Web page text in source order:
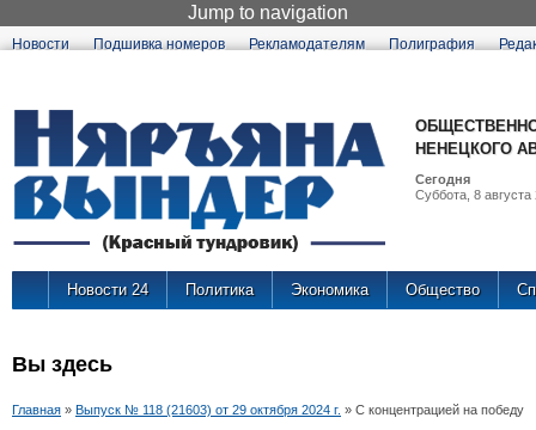
Jump to navigation
Новости Подшивка номеров Рекламодателям Полиграфия
НЕНЕЦКОГО
Сегодня
Суббота, 8 августа
Новости 24 Политика Экономика Общество
Вы здесь
Главная » Выпуск № 118 (21603) от 29 октября 2024 г. » С концентрацией на победу